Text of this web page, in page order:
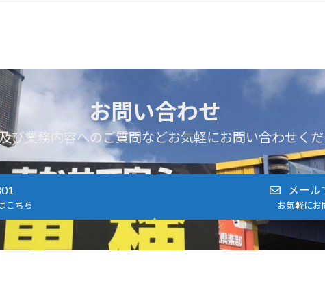
お問い合わせ
び業務内容へのご質問などお気軽にお問い合わせく
こちら
メー
お気軽にお